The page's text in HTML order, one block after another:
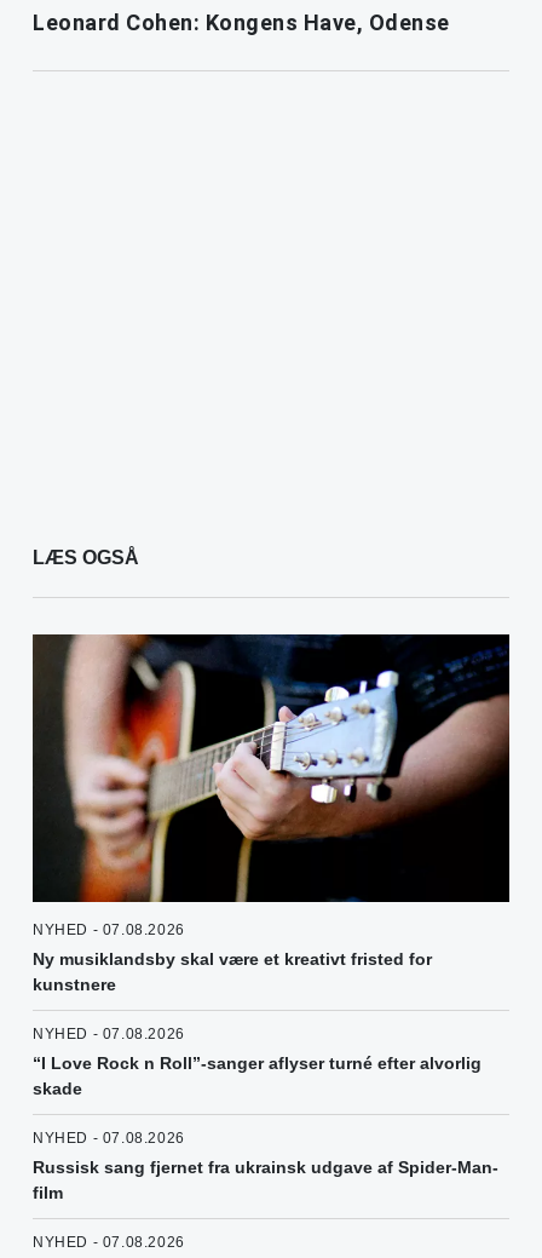
Leonard Cohen: Kongens Have, Odense
LÆS OGSÅ
NYHED - 07.08.2026
Ny musiklandsby skal være et kreativt fristed for
kunstnere
NYHED - 07.08.2026
“I Love Rock n Roll”-sanger aflyser turné efter alvorlig
skade
NYHED - 07.08.2026
Russisk sang fjernet fra ukrainsk udgave af Spider-Man-
film
NYHED - 07.08.2026